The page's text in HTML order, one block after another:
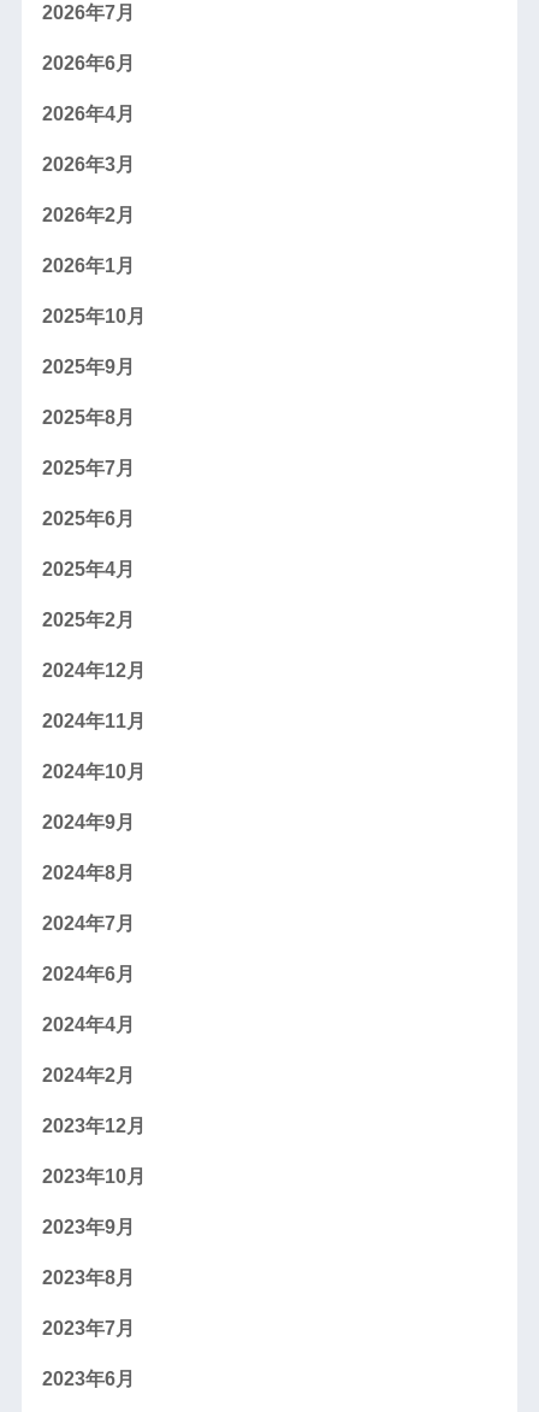
2026年7月
2026年6月
2026年4月
2026年3月
2026年2月
2026年1月
2025年10月
2025年9月
2025年8月
2025年7月
2025年6月
2025年4月
2025年2月
2024年12月
2024年11月
2024年10月
2024年9月
2024年8月
2024年7月
2024年6月
2024年4月
2024年2月
2023年12月
2023年10月
2023年9月
2023年8月
2023年7月
2023年6月